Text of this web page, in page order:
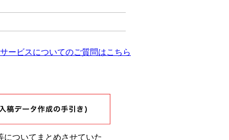
ービスについてのご質問はこちら
についてまとめさせていた